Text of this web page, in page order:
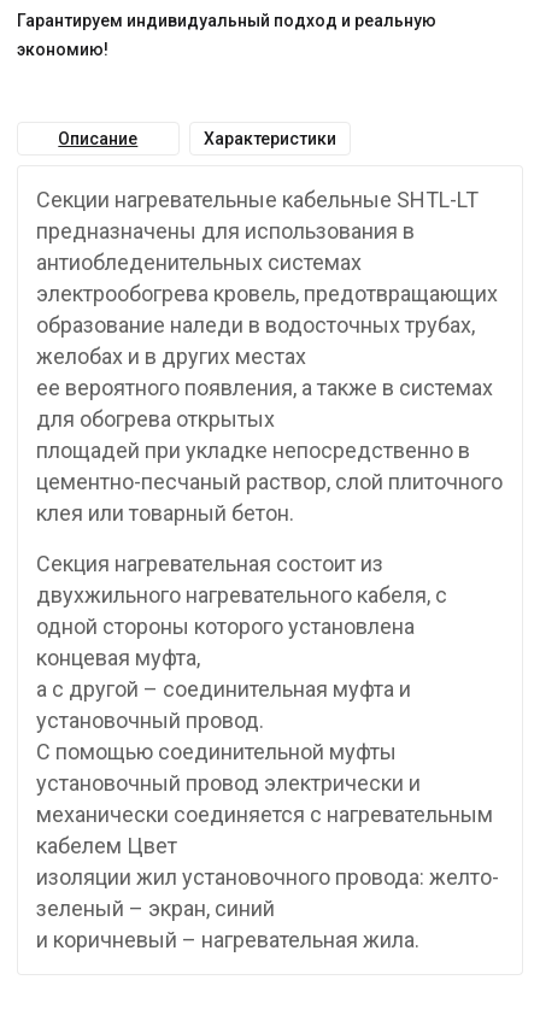
Гарантируем индивидуальный подход и реальную
экономию!
Описание Характеристики
Секции нагревательные кабельные SHTL-LT
предназначены для использования в
антиобледенительных системах
электрообогрева кровель, предотвращающих
образование наледи в водосточных трубах,
желобах и в других местах
ее вероятного появления, а также в системах
для обогрева открытых
площадей при укладке непосредственно в
цементно-песчаный раствор, слой плиточного
клея или товарный бетон.
Секция нагревательная состоит из
двухжильного нагревательного кабеля, с
одной стороны которого установлена
концевая муфта,
а с другой – соединительная муфта и
установочный провод.
С помощью соединительной муфты
установочный провод электрически и
механически соединяется с нагревательным
кабелем Цвет
изоляции жил установочного провода: желто-
зеленый – экран, синий
и коричневый – нагревательная жила.